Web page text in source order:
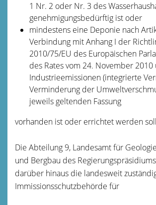
1 Nr. 2 oder Nr. 3 des
genehmigungsbedürftig ist oder
mindestens eine Deponie nach
Verbindung mit Anhang I der
2010/75/EU des Europäischen
des Rates vom 24. November 2010
Industrieemissionen (integrierte
Verminderung der
jeweils geltenden Fassung
vorhanden ist oder errichtet werden
Die Abteilung 9, Landesamt für
und Bergbau des
darüber hinaus die landesweit
Immissionsschutzbehörde für